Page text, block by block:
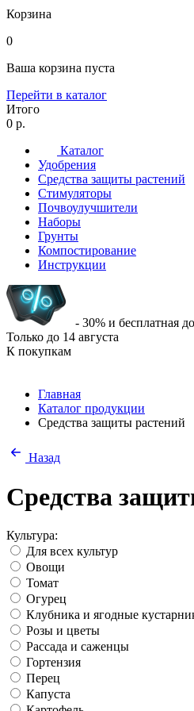
Корзина
0
Ваша корзина пуста
Перейти в каталог
Итого
0 р.
Каталог
Удобрения
Средства защиты растений
Стимуляторы
Почвоулучшители
Наборы
Грунты
Компостирование
Инструкции
- 30% и бесплатная
Только до 14 августа
К покупкам
Главная
Каталог продукции
Средства защиты растений
Назад
Средства
Культура:
Для всех культур
Овощи
Томат
Огурец
Клубника и ягодные
Розы и цветы
Рассада и саженцы
Гортензия
Перец
Капуста